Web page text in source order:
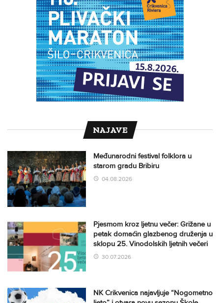
NAJAVE
Međunarodni festival folklora u
starom gradu Bribiru
04.08.2026
Pjesmom kroz ljetnu večer: Grižane u
petak domaćin glazbenog druženja u
sklopu 25. Vinodolskih ljetnih večeri
30.07.2026
NK Crikvenica najavljuje “Nogometno